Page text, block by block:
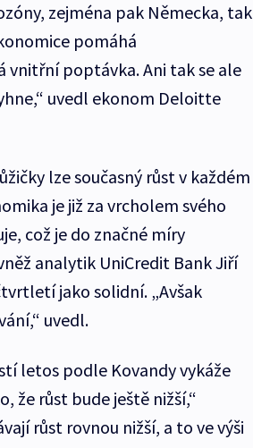
zejména pak Německa, tak
pomáhá
vnitřní poptávka. Ani tak se ale
uvedl ekonom Deloitte
lze současný růst v každém
je již za vrcholem svého
což je do značné míry
analytik UniCredit Bank Jiří
jako solidní. „Avšak
uvedl.
letos podle Kovandy vykáže
že růst bude ještě nižší,“
růst rovnou nižší, a to ve výši